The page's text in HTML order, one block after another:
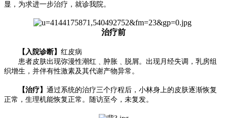
显，为求进一步治疗，就诊我院。
治疗前
【入院诊断】 红皮病
患者皮肤出现弥漫性潮红﹑肿胀﹑脱屑。出现月经失调，乳房组
织增生，并伴有性激素及其代谢产物异常。
【治疗】 通过系统的治疗三个疗程后，小林身上的皮肤逐渐恢复
正常，生理机能恢复正常。随访至今，未复发。